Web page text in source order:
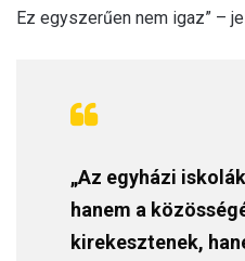
Ez egyszerűen nem igaz” –
„Az egyházi
hanem a
kirekesztenek,